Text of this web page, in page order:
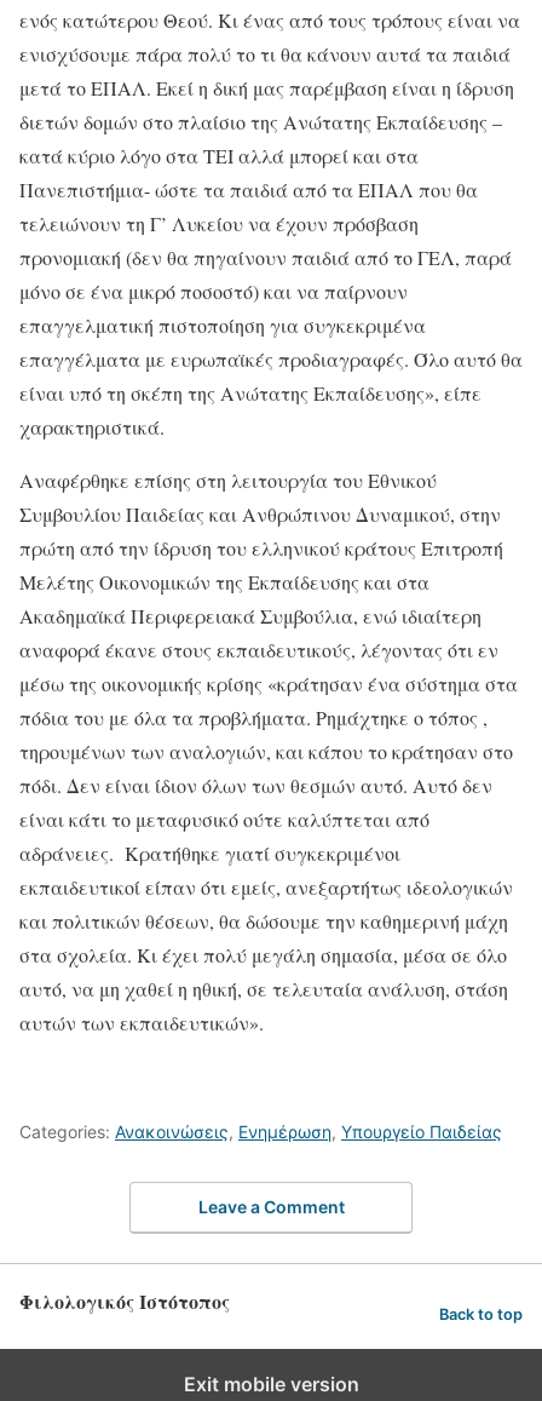
ενός κατώτερου Θεού. Κι ένας από τους τρόπους είναι να
ενισχύσουμε πάρα πολύ το τι θα κάνουν αυτά τα παιδιά
μετά το ΕΠΑΛ. Εκεί η δική μας παρέμβαση είναι η ίδρυση
διετών δομών στο πλαίσιο της Ανώτατης Εκπαίδευσης –
κατά κύριο λόγο στα ΤΕΙ αλλά μπορεί και στα
Πανεπιστήμια- ώστε τα παιδιά από τα ΕΠΑΛ που θα
τελειώνουν τη Γ’ Λυκείου να έχουν πρόσβαση
προνομιακή (δεν θα πηγαίνουν παιδιά από το ΓΕΛ, παρά
μόνο σε ένα μικρό ποσοστό) και να παίρνουν
επαγγελματική πιστοποίηση για συγκεκριμένα
επαγγέλματα με ευρωπαϊκές προδιαγραφές. Όλο αυτό θα
είναι υπό τη σκέπη της Ανώτατης Εκπαίδευσης», είπε
χαρακτηριστικά.
Αναφέρθηκε επίσης στη λειτουργία του Εθνικού
Συμβουλίου Παιδείας και Ανθρώπινου Δυναμικού, στην
πρώτη από την ίδρυση του ελληνικού κράτους Επιτροπή
Μελέτης Οικονομικών της Εκπαίδευσης και στα
Ακαδημαϊκά Περιφερειακά Συμβούλια, ενώ ιδιαίτερη
αναφορά έκανε στους εκπαιδευτικούς, λέγοντας ότι εν
μέσω της οικονομικής κρίσης «κράτησαν ένα σύστημα στα
πόδια του με όλα τα προβλήματα. Ρημάχτηκε ο τόπος ,
τηρουμένων των αναλογιών, και κάπου το κράτησαν στο
πόδι. Δεν είναι ίδιον όλων των θεσμών αυτό. Αυτό δεν
είναι κάτι το μεταφυσικό ούτε καλύπτεται από
αδράνειες. Κρατήθηκε γιατί συγκεκριμένοι
εκπαιδευτικοί είπαν ότι εμείς, ανεξαρτήτως ιδεολογικών
και πολιτικών θέσεων, θα δώσουμε την καθημερινή μάχη
στα σχολεία. Κι έχει πολύ μεγάλη σημασία, μέσα σε όλο
αυτό, να μη χαθεί η ηθική, σε τελευταία ανάλυση, στάση
αυτών των εκπαιδευτικών».
Categories: Ανακοινώσεις, Ενημέρωση, Υπουργείο Παιδείας
Leave a Comment
Φιλολογικός Ιστότοπος Back to top
Exit mobile version